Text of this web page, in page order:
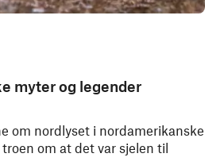
myter og legender
om nordlyset i nordamerikanske
om at det var sjelen til